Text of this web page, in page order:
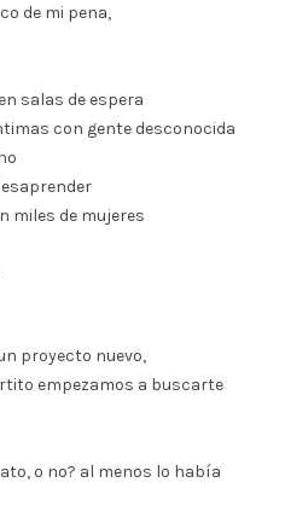
de mi pena,
salas de espera
con gente desconocida
miles de mujeres
proyecto nuevo,
empezamos a buscarte
o no? al menos lo había